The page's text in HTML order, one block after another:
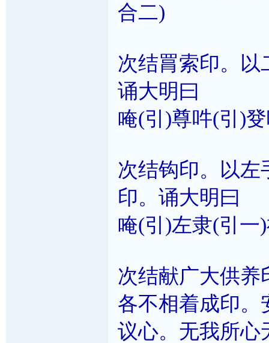
合二)
次结罥索印。以
诵大明曰
唵(引)尊吽(引)
次结钩印。以左
印。诵大明曰
唵(引)左隶(引一
次结献广大供养
各不相着成印。
议心。无我所心